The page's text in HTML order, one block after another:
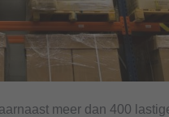
meer dan 400